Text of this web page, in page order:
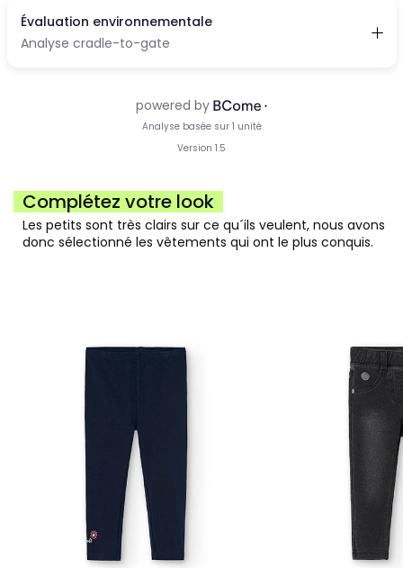
Complétez votre look
Les petits sont très clairs sur ce qu´ils veulent, nous avons
donc sélectionné les vêtements qui ont le plus conquis.